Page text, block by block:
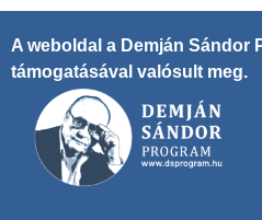
A weboldal a Demján Sándor
támogatásával valósult meg.